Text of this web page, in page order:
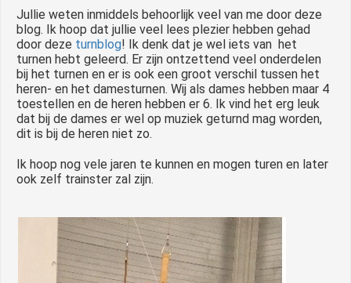
Jullie weten inmiddels behoorlijk veel van me door deze
blog. Ik hoop dat jullie veel lees plezier hebben gehad
door deze turnblog! Ik denk dat je wel iets van het
turnen hebt geleerd. Er zijn ontzettend veel onderdelen
bij het turnen en er is ook een groot verschil tussen het
heren- en het damesturnen. Wij als dames hebben maar 4
toestellen en de heren hebben er 6. Ik vind het erg leuk
dat bij de dames er wel op muziek geturnd mag worden,
dit is bij de heren niet zo.
Ik hoop nog vele jaren te kunnen en mogen turen en later
ook zelf trainster zal zijn.